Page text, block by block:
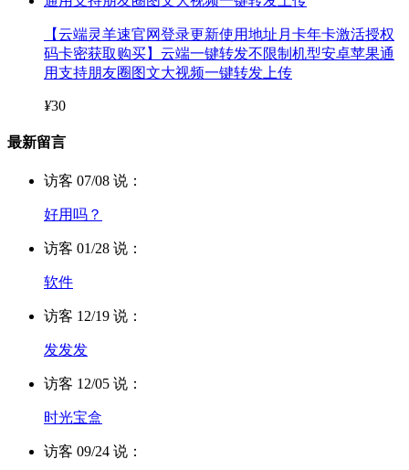
【云端灵羊速官网登录更新使用地址月卡年卡激活授权
码卡密获取购买】云端一键转发不限制机型安卓苹果通
用支持朋友圈图文大视频一键转发上传
¥30
最新留言
访客 07/08 说：
好用吗？
访客 01/28 说：
软件
访客 12/19 说：
发发发
访客 12/05 说：
时光宝盒
访客 09/24 说：